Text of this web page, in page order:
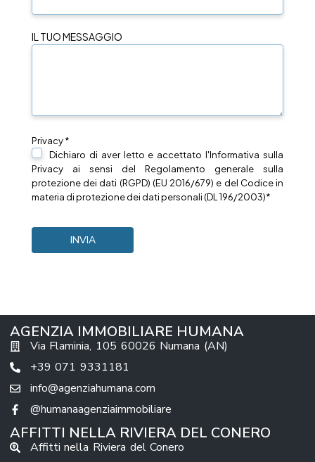
IL TUO MESSAGGIO
Privacy *
Dichiaro di aver letto e accettato l'Informativa sulla
Privacy ai sensi del Regolamento generale sulla
protezione dei dati (RGPD) (EU 2016/679) e del Codice in
materia di protezione dei dati personali (DL 196/2003)*
AGENZIA IMMOBILIARE HUMANA
Via Flaminia, 105 60026 Numana (AN)
+39 071 9331181
info@agenziahumana.com
@humanaagenziaimmobiliare
AFFITTI NELLA RIVIERA DEL CONERO
Affitti nella Riviera del Conero